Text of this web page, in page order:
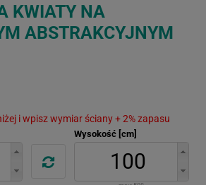
KWIATY NA
ABSTRAKCYJNYM
i wpisz wymiar ściany + 2% zapasu
Wysokość [cm]